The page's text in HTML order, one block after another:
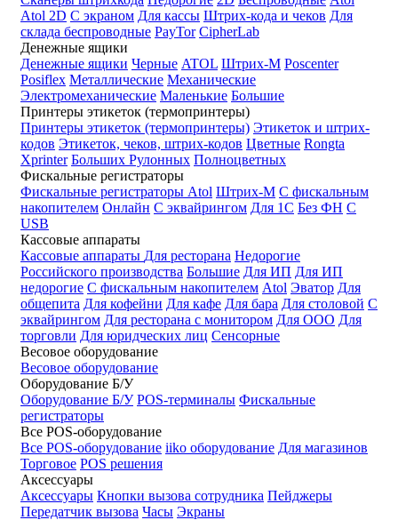
Atol 2D С экраном Для кассы Штрих-кода и чеков Для
склада беспроводные PayTor CipherLab
Денежные ящики
Денежные ящики Черные ATOL Штрих-М Poscenter
Posiflex Металлические Механические
Электромеханические Маленькие Большие
Принтеры этикеток (термопринтеры)
Принтеры этикеток (термопринтеры) Этикеток и штрих-
кодов Этикеток, чеков, штрих-кодов Цветные Rongta
Xprinter Больших Рулонных Полноцветных
Фискальные регистраторы
Фискальные регистраторы Atol Штрих-М С фискальным
накопителем Онлайн С эквайрингом Для 1С Без ФН С
USB
Кассовые аппараты
Кассовые аппараты Для ресторана Недорогие
Российского производства Большие Для ИП Для ИП
недорогие С фискальным накопителем Atol Эватор Для
общепита Для кофейни Для кафе Для бара Для столовой С
эквайрингом Для ресторана с монитором Для ООО Для
торговли Для юридческих лиц Сенсорные
Весовое оборудование
Весовое оборудование
Оборудование Б/У
Оборудование Б/У POS-терминалы Фискальные
регистраторы
Все POS-оборудование
Все POS-оборудование iiko оборудование Для магазинов
Торговое POS решения
Аксессуары
Аксессуары Кнопки вызова сотрудника Пейджеры
Передатчик вызова Часы Экраны